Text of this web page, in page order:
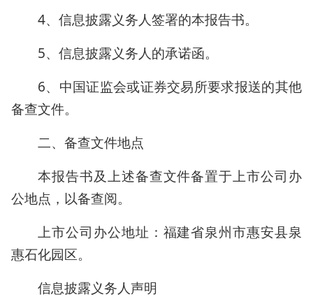
4、信息披露义务人签署的本报告书。
5、信息披露义务人的承诺函。
6、中国证监会或证券交易所要求报送的其他
备查文件。
二、备查文件地点
本报告书及上述备查文件备置于上市公司办
公地点，以备查阅。
上市公司办公地址：福建省泉州市惠安县泉
惠石化园区。
信息披露义务人声明